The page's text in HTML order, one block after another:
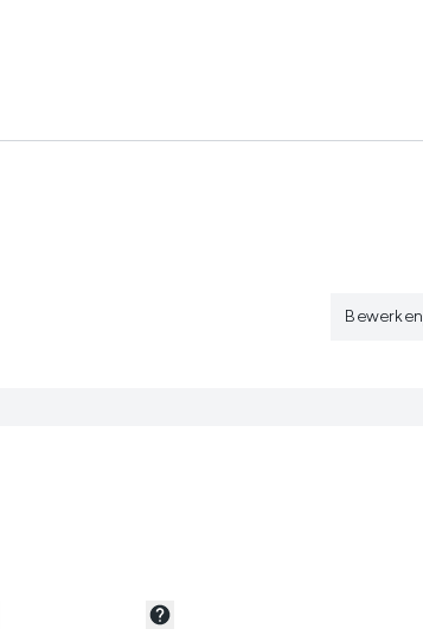
Bewerken